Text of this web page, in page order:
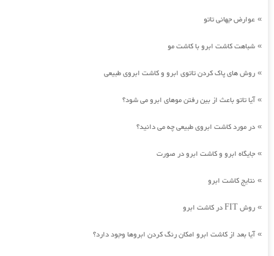
» عوارض جهانی تاتو
» شباهت کاشت ابرو با کاشت مو
» روش های پاک کردن تاتوی ابرو و کاشت ابروی طبیعی
»آیا تاتو باعث از بین رفتن موهای ابرو می شود؟
» در مورد کاشت ابروی طبیعی چه می دانید؟
» جایگاه ابرو و کاشت ابرو در صورت
» نتایج کاشت ابرو
» روش FIT در کاشت ابرو
»آیا بعد از کاشت ابرو امکان رنگ کردن ابروها وجود دارد؟